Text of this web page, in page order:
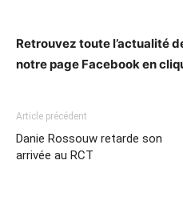
Retrouvez toute l’actualité
notre page Facebook en
Article précédent
Danie Rossouw retarde son
arrivée au RCT